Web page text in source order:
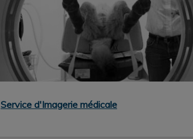
Service d'Imagerie médicale